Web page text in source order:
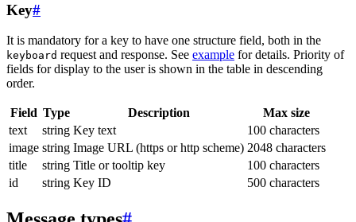
Key#
It is mandatory for a key to have one structure field, both in the
keyboard request and response. See example for details. Priority of
fields for display to the user is shown in the table in descending
order.
Field Type Description
Max size
text
string Key text
100 characters
image string Image URL (https or http scheme) 2048 characters
title
string Title or tooltip key
100 characters
id
string Key ID 500 characters